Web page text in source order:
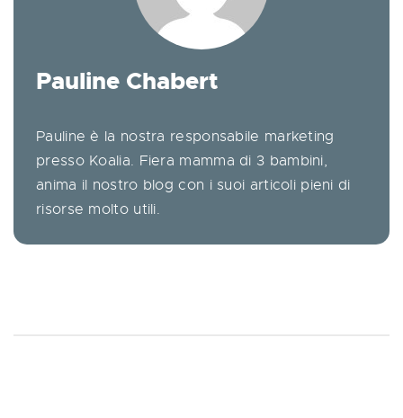
Pauline Chabert
Pauline è la nostra responsabile marketing
presso Koalia. Fiera mamma di 3 bambini,
anima il nostro blog con i suoi articoli pieni di
risorse molto utili.